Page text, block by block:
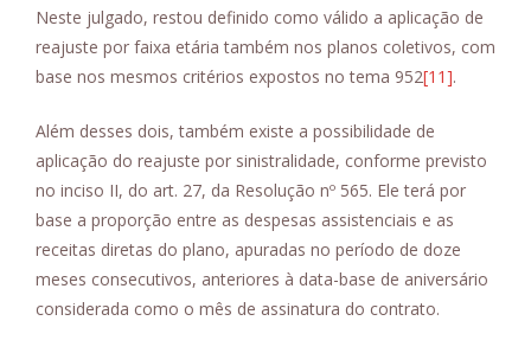
Neste julgado, restou definido como válido a aplicação de
reajuste por faixa etária também nos planos coletivos, com
base nos mesmos critérios expostos no tema 952[11].
Além desses dois, também existe a possibilidade de
aplicação do reajuste por sinistralidade, conforme previsto
no inciso II, do art. 27, da Resolução nº 565. Ele terá por
base a proporção entre as despesas assistenciais e as
receitas diretas do plano, apuradas no período de doze
meses consecutivos, anteriores à data-base de aniversário
considerada como o mês de assinatura do contrato.